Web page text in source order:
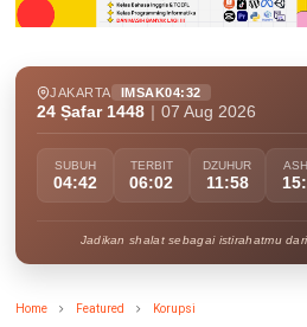
JAKARTA IMSAK04:32
24 Ṣafar 1448 07 Aug 2026
SUBUH
04:42
TERBIT
06:02
DZUHUR
11:58
Jadikan shalat sebagai istirahatmu
Home Featured Korupsi